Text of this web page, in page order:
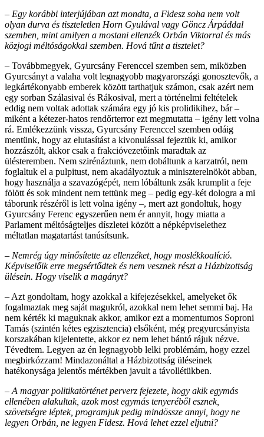
– Egy korábbi interjújában azt mondta, a Fidesz soha nem volt
olyan durva és tiszteletlen Horn Gyulával vagy Göncz Árpáddal
szemben, mint amilyen a mostani ellenzék Orbán Viktorral és más
közjogi méltóságokkal szemben. Hová tűnt a tisztelet?
– Továbbmegyek, Gyurcsány Ferenccel szemben sem, miközben
Gyurcsányt a valaha volt legnagyobb magyarországi gonosztevők, a
legkártékonyabb emberek között tarthatjuk számon, csak azért nem
egy sorban Szálasival és Rákosival, mert a történelmi feltételek
eddig nem voltak adottak számára egy jó kis prolidikihez, bár –
miként a kétezer-hatos rendőrterror ezt megmutatta – igény lett volna
rá. Emlékezzünk vissza, Gyurcsány Ferenccel szemben odáig
mentünk, hogy az elutasítást a kivonulással fejeztük ki, amikor
hozzászólt, akkor csak a frakcióvezetőink maradtak az
ülésteremben. Nem szirénáztunk, nem dobáltunk a karzatról, nem
foglaltuk el a pulpitust, nem akadályoztuk a miniszterelnököt abban,
hogy használja a szavazógépét, nem lóbáltunk zsák krumplit a feje
fölött és sok mindent nem tettünk meg – pedig egy-két dologra a mi
táborunk részéről is lett volna igény –, mert azt gondoltuk, hogy
Gyurcsány Ferenc egyszerűen nem ér annyit, hogy miatta a
Parlament méltóságteljes díszletei között a népképviselethez
méltatlan magatartást tanúsítsunk.
– Nemrég úgy minősítette az ellenzéket, hogy moslékkoalíció.
Képviselőik erre megsértődtek és nem vesznek részt a Házbizottság
ülésein. Hogy viselik a magányt?
– Azt gondoltam, hogy azokkal a kifejezésekkel, amelyeket ők
fogalmaztak meg saját magukról, azokkal nem lehet semmi baj. Ha
nem kérték ki maguknak akkor, amikor ezt a momentumos Soproni
Tamás (szintén kétes egzisztencia) elsőként, még pregyurcsányista
korszakában kijelentette, akkor ez nem lehet bántó rájuk nézve.
Tévedtem. Legyen az én legnagyobb lelki problémám, hogy ezzel
megbirkózzam! Mindazonáltal a Házbizottság ülései­nek
hatékonysága jelentős mértékben javult a távollétükben.
– A magyar politikatörténet perverz fejezete, hogy akik egymás
ellenében alakultak, azok most egymás tenyeréből esznek,
szövetségre léptek, programjuk pedig mindössze annyi, hogy ne
legyen Orbán, ne legyen Fidesz. Hová lehet ezzel eljutni?